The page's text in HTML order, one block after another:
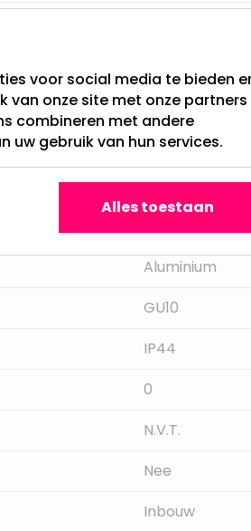
2 jaar
50mm
Kanlux
Aluminium
GU10
IP44
0
N.V.T.
Nee
Inbouw
voor social media te bieden
van onze site met onze partners
combineren met andere
uw gebruik van hun services.
Alles toestaan